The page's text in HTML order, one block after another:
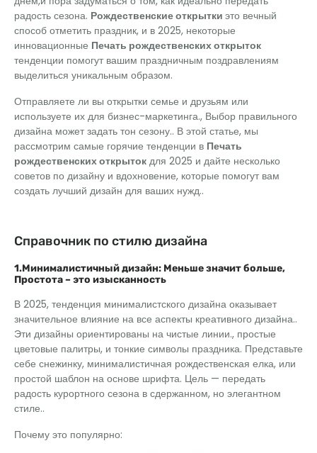
радость сезона. Рождественские открытки это вечный
способ отметить праздник, и в 2025, некоторые
инновационные Печать рождественских открыток
тенденции помогут вашим праздничным поздравлениям
выделиться уникальным образом.
Отправляете ли вы открытки семье и друзьям или
используете их для бизнес-маркетинга., Выбор правильного
дизайна может задать тон сезону.. В этой статье, мы
рассмотрим самые горячие тенденции в Печать
рождественских открыток для 2025 и дайте несколько
советов по дизайну и вдохновение, которые помогут вам
создать лучший дизайн для ваших нужд..
Справочник по стилю дизайна
1.Минималистичный дизайн: Меньше значит больше,
Простота – это изысканность
В 2025, тенденция минималистского дизайна оказывает
значительное влияние на все аспекты креативного дизайна..
Эти дизайны ориентированы на чистые линии., простые
цветовые палитры, и тонкие символы праздника. Представьте
себе снежинку, минималистичная рождественская елка, или
простой шаблон на основе шрифта. Цель — передать
радость курортного сезона в сдержанном, но элегантном
стиле..
Почему это популярно: